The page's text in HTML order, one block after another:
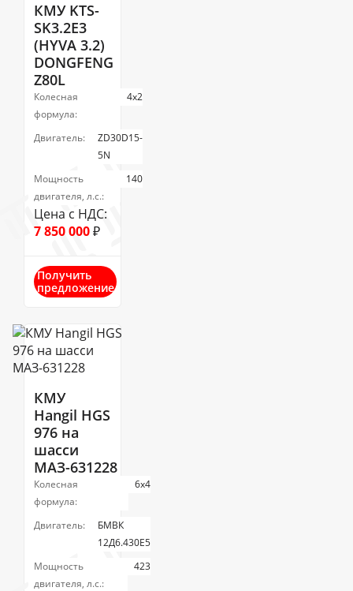
КМУ KTS-
SK3.2E3
(HYVA 3.2)
DONGFENG
Z80L
Колесная
формула:
4х2
Двигатель:
ZD30D15-
5N
Мощность
двигателя, л.с.:
140
Цена с НДС:
7 850 000₽
Получить
предложение
КМУ
Hangil HGS
976 на
шасси
МАЗ-631228
Колесная
формула:
6х4
Двигатель:
БМВК
12Д6.430Е5
Мощность
двигателя, л.с.:
423